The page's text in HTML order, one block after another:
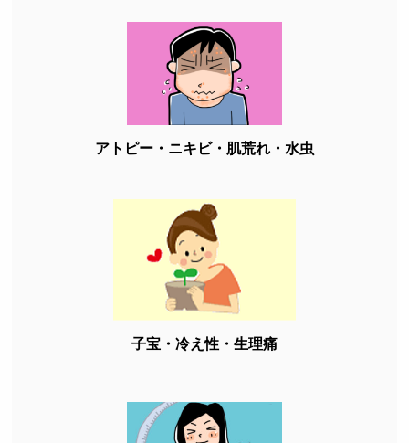
アトピー・ニキビ・肌荒れ・水虫
子宝・冷え性・生理痛